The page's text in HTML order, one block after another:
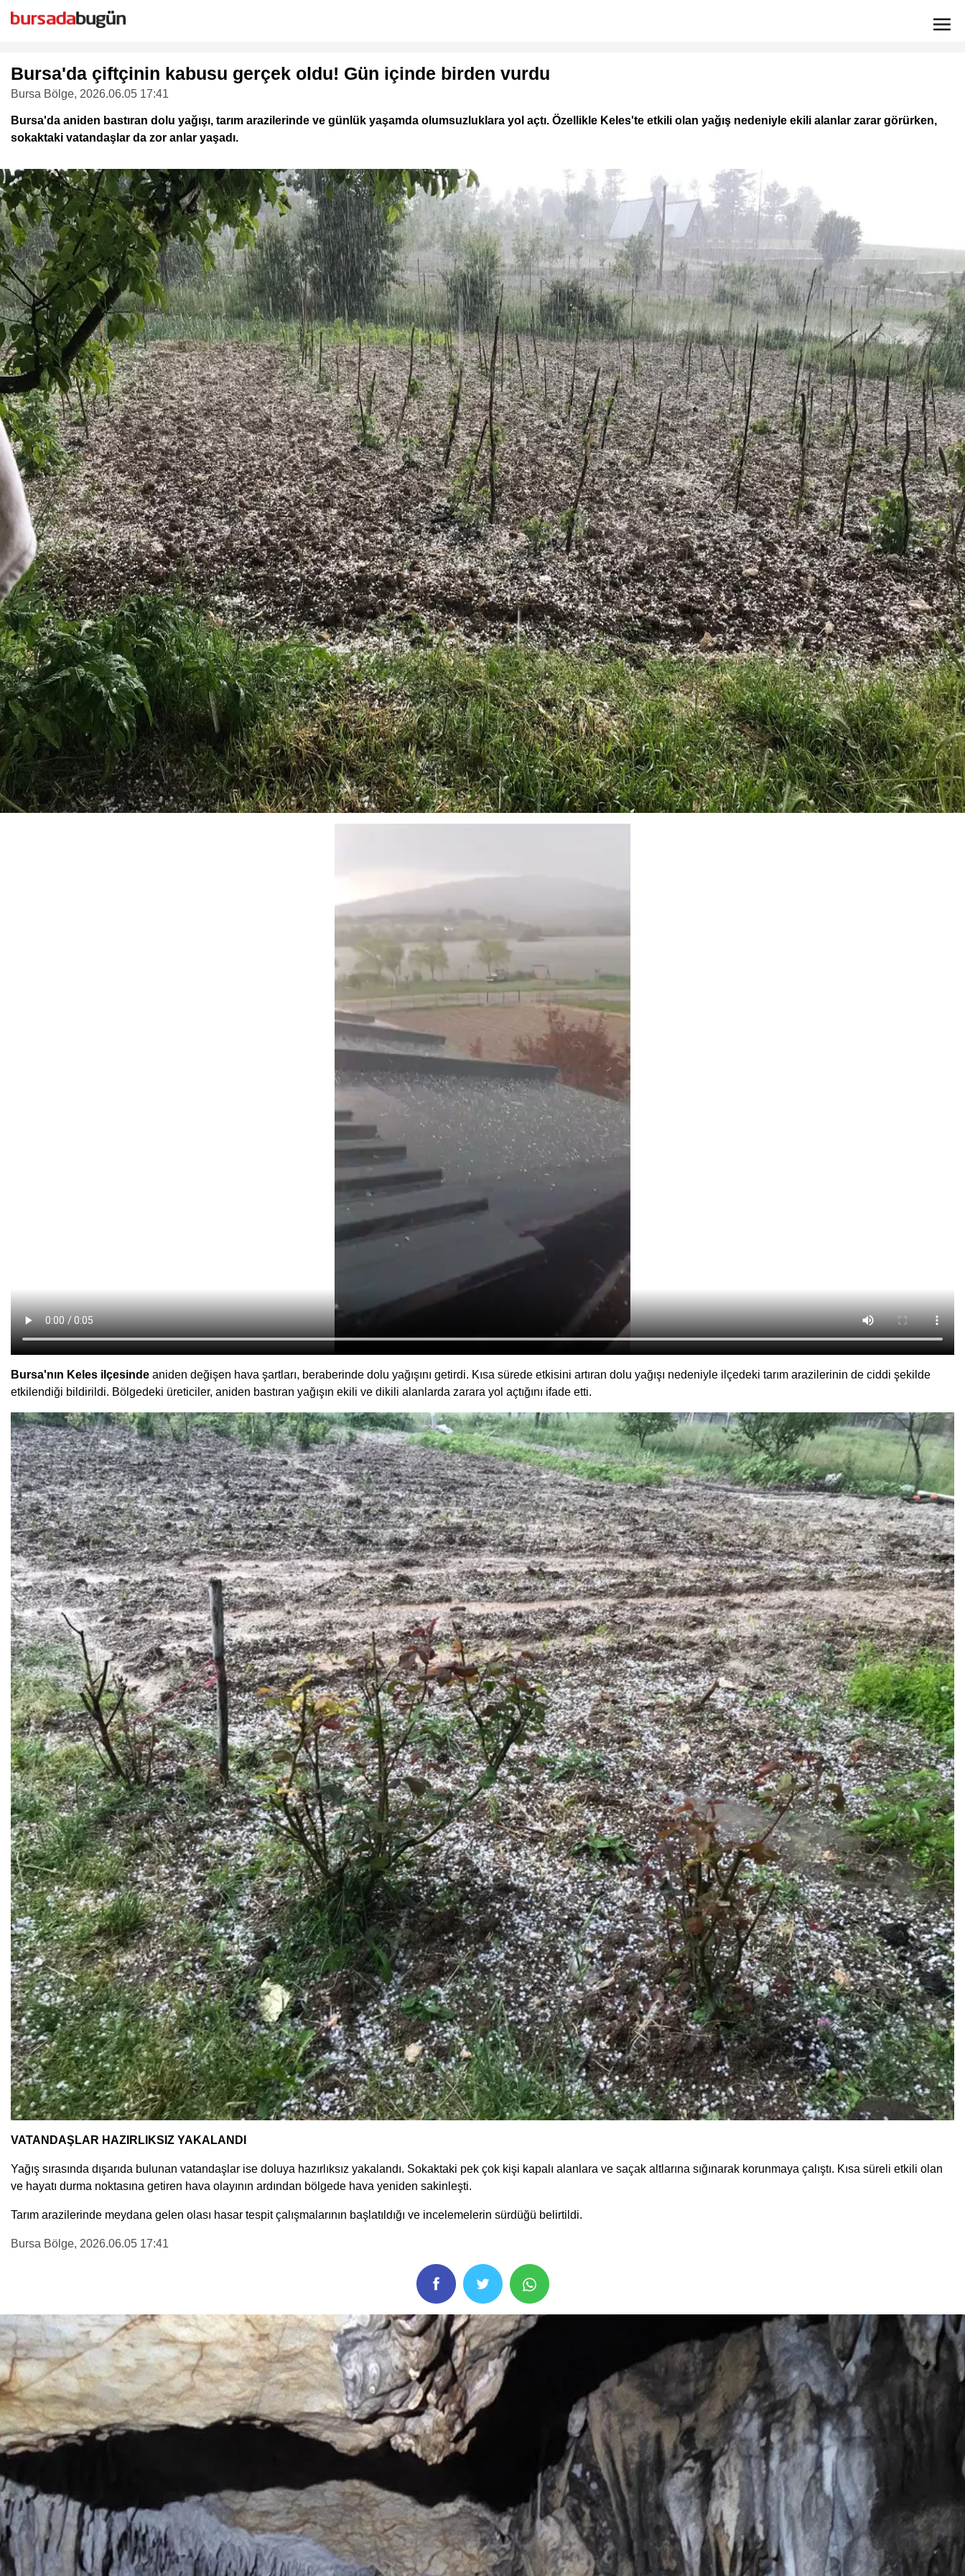
Bursa'da çiftçinin kabusu gerçek oldu! Gün içinde birden vurdu
Bursa Bölge, 2026.06.05 17:41
Bursa'da aniden bastıran dolu yağışı, tarım arazilerinde ve günlük yaşamda olumsuzluklara yol açtı. Özellikle Keles'te etkili olan yağış nedeniyle ekili alanlar zarar görürken,
sokaktaki vatandaşlar da zor anlar yaşadı.
Bursa'nın Keles ilçesinde aniden değişen hava şartları, beraberinde dolu yağışını getirdi. Kısa sürede etkisini artıran dolu yağışı nedeniyle ilçedeki tarım arazilerinin de ciddi şekilde
etkilendiği bildirildi. Bölgedeki üreticiler, aniden bastıran yağışın ekili ve dikili alanlarda zarara yol açtığını ifade etti.
VATANDAŞLAR HAZIRLIKSIZ YAKALANDI
Yağış sırasında dışarıda bulunan vatandaşlar ise doluya hazırlıksız yakalandı. Sokaktaki pek çok kişi kapalı alanlara ve saçak altlarına sığınarak korunmaya çalıştı. Kısa süreli etkili olan
ve hayatı durma noktasına getiren hava olayının ardından bölgede hava yeniden sakinleşti.
Tarım arazilerinde meydana gelen olası hasar tespit çalışmalarının başlatıldığı ve incelemelerin sürdüğü belirtildi.
Bursa Bölge, 2026.06.05 17:41